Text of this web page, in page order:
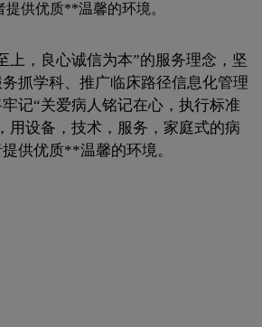
供优质**温馨的环境。
上，良心诚信为本”的服务理念，坚
抓学科、推广临床路径信息化管理
记“关爱病人铭记在心，执行标准
用设备，技术，服务，家庭式的病
供优质**温馨的环境。